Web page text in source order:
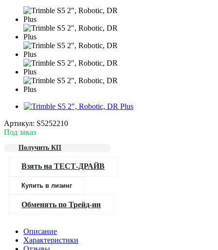
Артикул: S5252210
Под заказ
Получить КП
Взять на ТЕСТ-ДРАЙВ
Купить в лизинг
Обменять по Трейд-ин
Описание
Характеристики